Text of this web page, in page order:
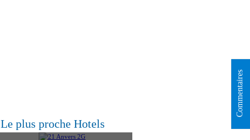
Le plus proche Hotels
21 Anvers 2G
Les appartements du
Commentaires